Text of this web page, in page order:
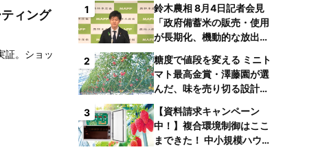
ィング
証。ショッ
1
鈴木農相 8月4日記者会見
「政府備蓄米の販売・使用
が長期化、機動的な放出体
2
糖度で値段を変える ミニト
マト最高金賞・澤藤園が選
んだ、味を売り切る設計と
3
【資料請求キャンペーン
中！】複合環境制御はここ
まできた！ 中小規模ハウス